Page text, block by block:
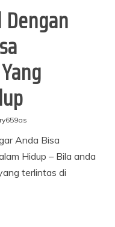
Anda Bisa
Hidup – Bila anda
terlintas di